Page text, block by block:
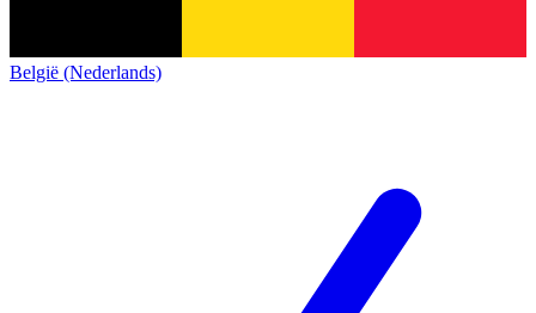
België (Nederlands)